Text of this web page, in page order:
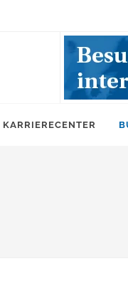
KARRIERECENTER